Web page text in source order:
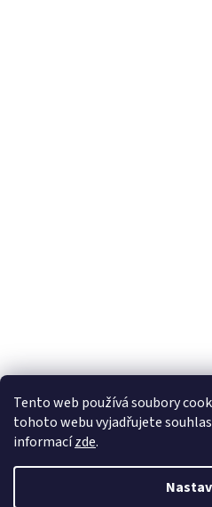
Tento web používá soubory
tohoto webu vyjadřujete
informacízde.